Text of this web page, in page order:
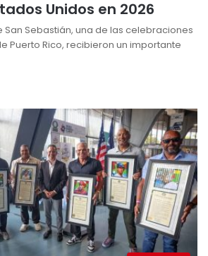
Unidos en 2026
San Sebastián, una de las celebraciones
Puerto Rico, recibieron un importante